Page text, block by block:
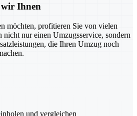
wir Ihnen
möchten, profitieren Sie von vielen
nur einen Umzugsservice, sondern
die Ihren Umzug noch
und vergleichen